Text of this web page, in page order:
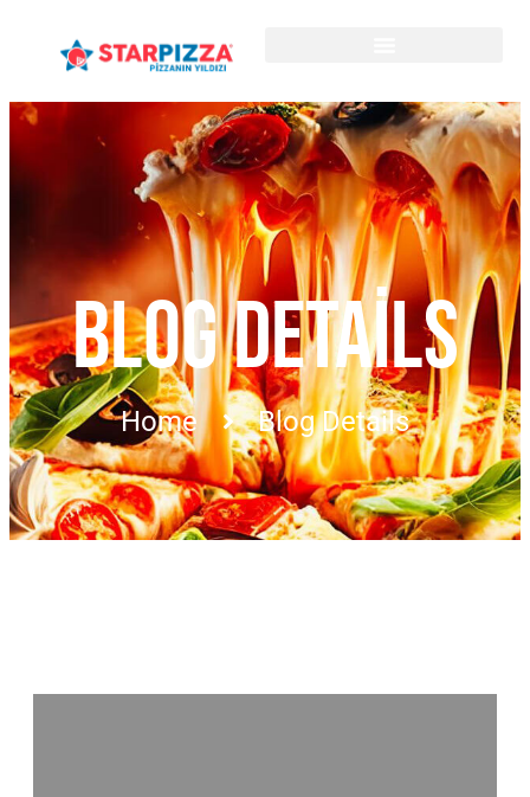
BLOG DETAILS
Home Blog Details